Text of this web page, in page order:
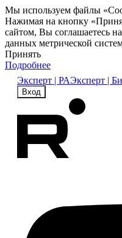
Мы используем файлы
Нажимая на кнопку
сайтом, Вы соглашаетесь
данных метрической
Принять
Подробнее
Эксперт | РАЭксперт |
Вход